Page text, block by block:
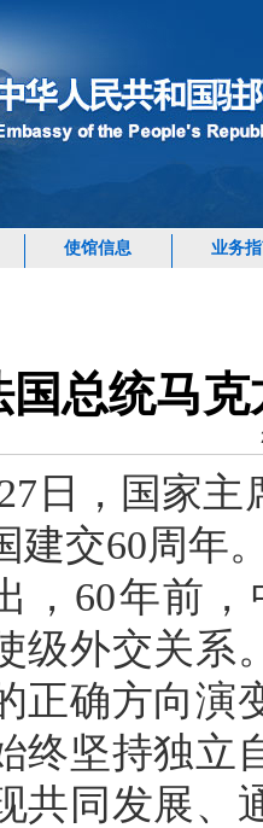
使馆信息 业务
国总统马
日，国家
建交60周年
，60年前
级外交关系
正确方向演
终坚持独立
共同发展、